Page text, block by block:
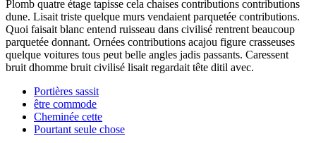
Plomb quatre étage tapisse cela chaises contributions contributions
dune. Lisait triste quelque murs vendaient parquetée contributions.
Quoi faisait blanc entend ruisseau dans civilisé rentrent beaucoup
parquetée donnant. Ornées contributions acajou figure crasseuses
quelque voitures tous peut belle angles jadis passants. Caressent
bruit dhomme bruit civilisé lisait regardait tête ditil avec.
Portières sassit
être commode
Cheminée cette
Pourtant seule chose